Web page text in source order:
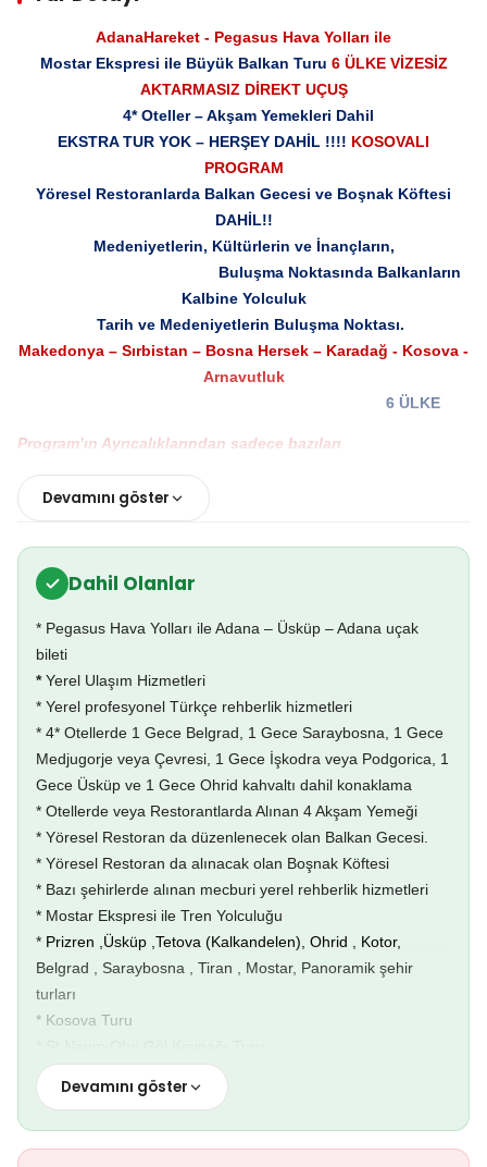
AdanaHareket - Pegasus Hava Yolları ile
Mostar Ekspresi ile Büyük Balkan Turu 6 ÜLKE VİZESİZ
AKTARMASIZ DİREKT UÇUŞ
4* Oteller – Akşam Yemekleri Dahil
EKSTRA TUR YOK – HERŞEY DAHİL !!!! KOSOVALI
PROGRAM
Yöresel Restoranlarda Balkan Gecesi ve Boşnak Köftesi
DAHİL!!
Medeniyetlerin, Kültürlerin ve İnançların,
Buluşma Noktasında Balkanların
Kalbine Yolculuk
Tarih ve Medeniyetlerin Buluşma Noktası.
Makedonya – Sırbistan – Bosna Hersek – Karadağ - Kosova -
Arnavutluk
6 ÜLKE
Program’ın Ayrıcalıklarından sadece bazıları
* Mostar Ekspresi ile Neretva Vadisi’nde Unutulmaz Bir Tren
Yolculuğu
* Kosova dahil 6 Ülke imkanı
* 2 Akşam Yöresel Restoranlarda Balkan Gecesi ve Boşnak
Köftesi
* Profesyonel Rehber kadrosu ile tam donanımlı tur imkanı
* Adım adım tüm Balkan Coğrafyasını gezme imkanı
* Otellerde veya restoranlarda alınan akşam yemekleri
* Kosova turu dahil
* Profesyonel Turizm paketli otobüsler ile tur süresince
ulaşım
* Balkanların en gözde yerlerinden Sveti Naum turu dahil
* Enfes güzelliği ile bilinen Matka Kanyonu dahil
* Blagaj turu dahil
* Vrelo Bosne Turu dahill
Tur Hareket Tarihleri :
14 Haziran / 19 Haziran / 21 Haziran / 26 Haziran / 28 Haziran /
3 Temmuz / 5 Temmuz / 10 Temmuz / 12 Temmuz / 17 Temmuz
/ 19 Temmuz / 24 Temmuz / 26 Temmuz / 31 Temmuz / 2
Ağustos / 7 Ağustos / 9 Ağustos / 14 Ağustos / 16 Ağustos /
6 Eylül / 11 Eylül / 13 Eylül / 18 Eylül / 20 Eylül
Çukurova Havalimanı Dışhatlar Gidiş Terminali …. Kontuarı
Devamını göster
Dahil Olanlar
* Pegasus Hava Yolları ile Adana – Üsküp – Adana uçak
bileti
*Yerel Ulaşım Hizmetleri
* Yerel profesyonel Türkçe rehberlik hizmetleri
* 4* Otellerde 1 Gece Belgrad, 1 Gece Saraybosna, 1 Gece
Medjugorje veya Çevresi, 1 Gece İşkodra veya Podgorica, 1
Gece Üsküp ve 1 Gece Ohrid kahvaltı dahil konaklama
* Otellerde veya Restorantlarda Alınan 4 Akşam Yemeği
* Yöresel Restoran da düzenlenecek olan Balkan Gecesi.
* Yöresel Restoran da alınacak olan Boşnak Köftesi
* Bazı şehirlerde alınan mecburi yerel rehberlik hizmetleri
* Mostar Ekspresi ile Tren Yolculuğu
* Prizren ,Üsküp ,Tetova (Kalkandelen), Ohrid , Kotor,
Belgrad , Saraybosna , Tiran , Mostar, Panoramik şehir
turları
* Kosova Turu
* Blagay Tekkesi ve Buna Nehir Kaynağı Turu
* Vrelo Bosna Turu
* Tüm otoban check-point ve otopark ücretleri
Devamını göster